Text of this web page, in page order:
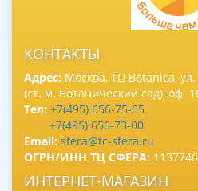
КОНТАКТЫ
Адрес: Москва, ТЦ Botanica,
(ст. м. Ботанический сад), оф.
Тел: +7(495) 656-75-05
+7(495) 656-73-00
Email: sfera@tc-sfera.ru
ОГРН/ИНН ТЦ СФЕРА:
ИНТЕРНЕТ-МАГАЗИН